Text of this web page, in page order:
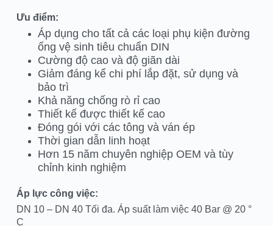
Ưu điểm:
Áp dụng cho tất cả các loại phụ kiện đường
ống vệ sinh tiêu chuẩn DIN
Cường độ cao và độ giãn dài
Giảm đáng kể chi phí lắp đặt, sử dụng và
bảo trì
Khả năng chống rò rỉ cao
Thiết kế được thiết kế cao
Đóng gói với các tông và ván ép
Thời gian dẫn linh hoạt
Hơn 15 năm chuyên nghiệp OEM và tùy
chỉnh kinh nghiệm
Áp lực công việc:
DN 10 – DN 40 Tối đa. Áp suất làm việc 40 Bar @ 20 °
C